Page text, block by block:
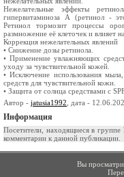
Нежелательные эффекты
гипервитаминоза А (ретинол -
Ретинол тормозит процессы
размножение её клеточек и влияет
Коррекция нежелательных явлений
• Снижение дозы ретинола.
• Применение увлажняющих
уходу за чувствительной кожей.
• Исключение использования
средств для чувствительной кожи.
• Защита от солнца средствами с
Автор - jatusia1992 , дата -
Информация
Посетители, находящиеся в группе
комментарии к данной публикации.
Вы